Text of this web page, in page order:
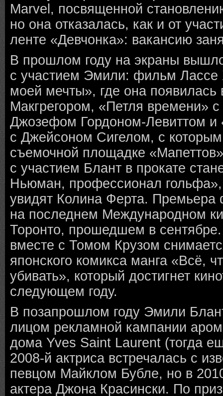
Marvel, посвященной
но она отказалась, как и от
ленте «Девчонка»: вакансию
В прошлом году на экраны
с участием Эмили: фильм
моей мечты», где она
Макгрегором, «Петля времени»
Джозефом Гордоном-Левиттом
с Джейсоном Сигелом, с
съемочной площадке
с участием Блант в прокате
Ньюман, профессионал гольфа»,
увидят Колина Ферта. Премьера
на последнем Международном
Торонто, прошедшем в
вместе с Томом Крузом
японского комикса манга «Всё,
убивать», который достигнет
следующем году.
В позапрошлом году Эмили
лицом рекламной кампании
дома Yves Saint Laurent (тогда
2008-й актриса встречалась с
певцом Майклом Бубле, но в
актера Джона Красински. По